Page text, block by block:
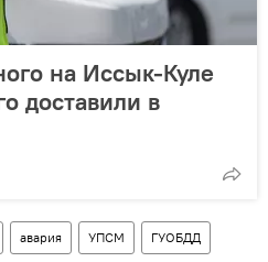
на Иссык-Куле
доставили в
авария УПСМ ГУОБДД